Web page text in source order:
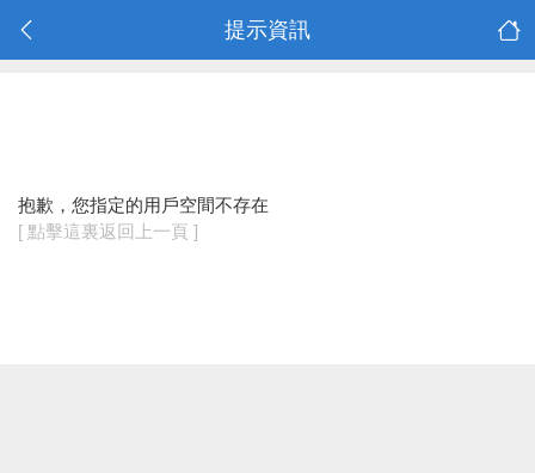
提示資訊
抱歉，您指定的用戶空間不存在
[ 點擊這裏返回上一頁 ]